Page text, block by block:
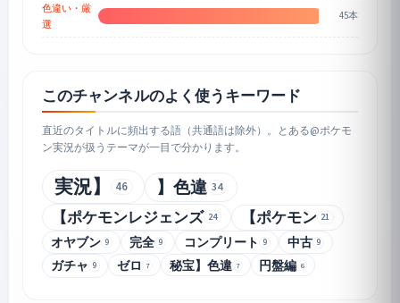
色違い・厳
選
45本
このチャンネルのよく使うキーワード
直近のタイトルに頻出する語（共通語は除外）。とある@ポケモ
ン実況が扱うテーマが一目で分かります。
実況】 46 】色違 34
【ポケモンレジェンズ 24 【ポケモン 21
オヤブン 9 完全 9 コンプリート 9 中古 9
ガチャ 9 ゼロ 7 秘宝】色違 7 円盤編 6